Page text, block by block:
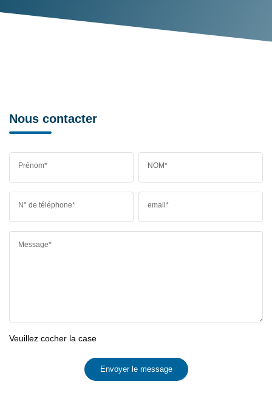
Nous contacter
Prénom* NOM*
N° de téléphone* email*
Message*
Veuillez cocher la case
Envoyer le message